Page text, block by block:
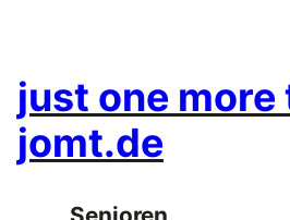
just one more
jomt.de